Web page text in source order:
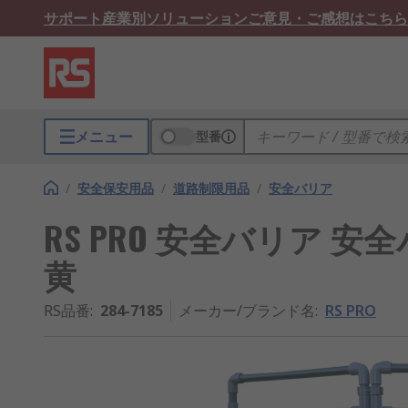
サポート産業別ソリューションご意見・ご感想はこちら
メニュー 型番
/ 安全保安用品 / 道路制限用品 / 安全バリア
RS PRO 安全バリア 安
黄
RS品番: 284-7185 メーカー/ブランド名: RS PRO